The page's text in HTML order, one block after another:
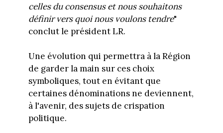
celles du consensus et nous souhaitons
définir vers quoi nous voulons tendre"
conclut le président LR.
Une évolution qui permettra à la Région
de garder la main sur ces choix
symboliques, tout en évitant que
certaines dénominations ne deviennent,
à l'avenir, des sujets de crispation
politique.